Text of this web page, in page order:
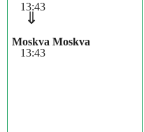
13:43
⇓
Moskva Moskva
13:43